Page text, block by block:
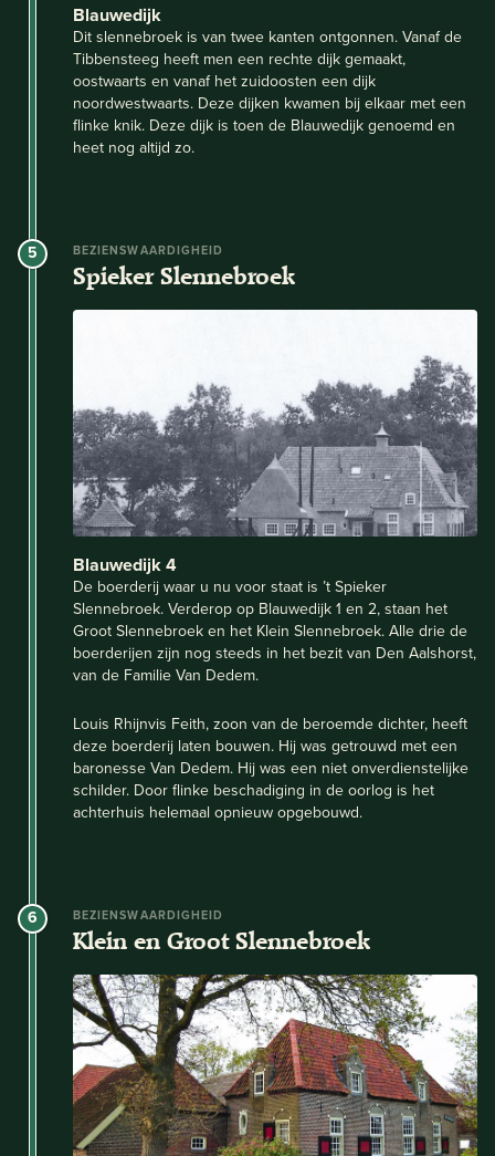
Blauwedijk
Dit slennebroek is van twee kanten ontgonnen. Vanaf de
Tibbensteeg heeft men een rechte dijk gemaakt,
oostwaarts en vanaf het zuidoosten een dijk
noordwestwaarts. Deze dijken kwamen bij elkaar met een
flinke knik. Deze dijk is toen de Blauwedijk genoemd en
heet nog altijd zo.
5 BEZIENSWAARDIGHEID
Spieker Slennebroek
Blauwedijk 4
De boerderij waar u nu voor staat is ’t Spieker
Slennebroek. Verderop op Blauwedijk 1 en 2, staan het
Groot Slennebroek en het Klein Slennebroek. Alle drie de
boerderijen zijn nog steeds in het bezit van Den Aalshorst,
van de Familie Van Dedem.
Louis Rhijnvis Feith, zoon van de beroemde dichter, heeft
deze boerderij laten bouwen. Hij was getrouwd met een
baronesse Van Dedem. Hij was een niet onverdienstelijke
schilder. Door flinke beschadiging in de oorlog is het
achterhuis helemaal opnieuw opgebouwd.
6 BEZIENSWAARDIGHEID
Klein en Groot Slennebroek